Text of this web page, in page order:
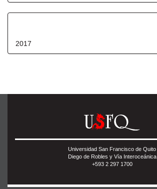
2017
Universidad San Francisco de Quito
Diego de Robles y Vía Interoceánica
+593 2 297 1700